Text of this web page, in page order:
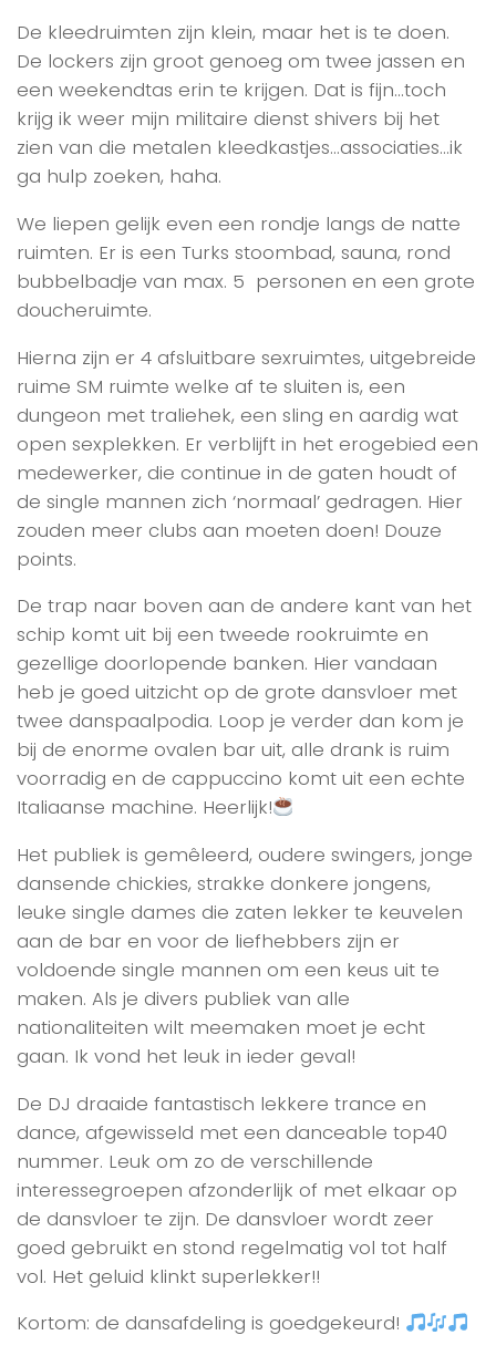
De kleedruimten zijn klein, maar het is te doen.
De lockers zijn groot genoeg om twee jassen en
een weekendtas erin te krijgen. Dat is fijn…toch
krijg ik weer mijn militaire dienst shivers bij het
zien van die metalen kleedkastjes…associaties…ik
ga hulp zoeken, haha.
We liepen gelijk even een rondje langs de natte
ruimten. Er is een Turks stoombad, sauna, rond
bubbelbadje van max. 5 personen en een grote
doucheruimte.
Hierna zijn er 4 afsluitbare sexruimtes, uitgebreide
ruime SM ruimte welke af te sluiten is, een
dungeon met traliehek, een sling en aardig wat
open sexplekken. Er verblijft in het erogebied een
medewerker, die continue in de gaten houdt of
de single mannen zich ‘normaal’ gedragen. Hier
zouden meer clubs aan moeten doen! Douze
points.
De trap naar boven aan de andere kant van het
schip komt uit bij een tweede rookruimte en
gezellige doorlopende banken. Hier vandaan
heb je goed uitzicht op de grote dansvloer met
twee danspaalpodia. Loop je verder dan kom je
bij de enorme ovalen bar uit, alle drank is ruim
voorradig en de cappuccino komt uit een echte
Italiaanse machine. Heerlijk!
Het publiek is gemêleerd, oudere swingers, jonge
dansende chickies, strakke donkere jongens,
leuke single dames die zaten lekker te keuvelen
aan de bar en voor de liefhebbers zijn er
voldoende single mannen om een keus uit te
maken. Als je divers publiek van alle
nationaliteiten wilt meemaken moet je echt
gaan. Ik vond het leuk in ieder geval!
De DJ draaide fantastisch lekkere trance en
dance, afgewisseld met een danceable top40
nummer. Leuk om zo de verschillende
interessegroepen afzonderlijk of met elkaar op
de dansvloer te zijn. De dansvloer wordt zeer
goed gebruikt en stond regelmatig vol tot half
vol. Het geluid klinkt superlekker!!
Kortom: de dansafdeling is goedgekeurd!